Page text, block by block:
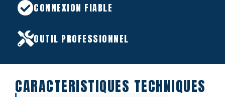
CONNEXION FIABLE
OUTIL PROFESSIONNEL
CARACTERISTIQUES TECHNIQUES